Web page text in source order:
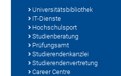
Universitätsbibliothek
IT-Dienste
Hochschulsport
Studienberatung
Prüfungsamt
Studierendenkanzlei
Studierendenvertretung
Career Centre